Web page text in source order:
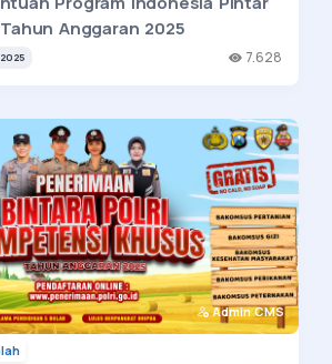
Anggaran 2025
7.628
Admin CMS